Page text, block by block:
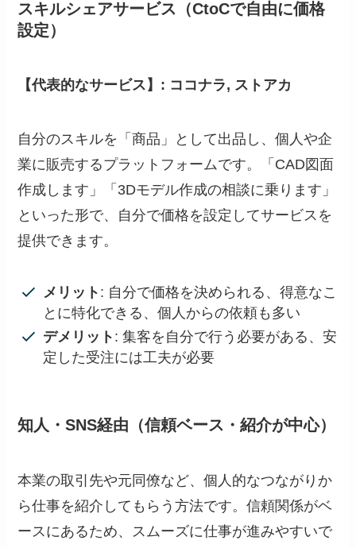
スキルシェアサービス（CtoCで自由に価格
設定）
【代表的なサービス】: ココナラ, ストアカ
自分のスキルを「商品」として出品し、個人や企
業に販売するプラットフォームです。「CAD図面
作成します」「3Dモデル作成の相談に乗ります」
といった形で、自分で価格を設定してサービスを
提供できます。
メリット : 自分で価格を決められる、得意なこ
とに特化できる、個人からの依頼も多い
デメリット : 集客を自分で行う必要がある、安
定した受注には工夫が必要
知人・SNS経由（信頼ベース・紹介が中心）
本業の取引先や元同僚など、個人的なつながりか
ら仕事を紹介してもらう方法です。信頼関係がベ
ースにあるため、スムーズに仕事が進みやすいで